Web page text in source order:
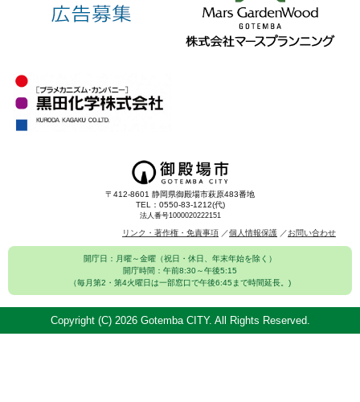
〒412-8601 静岡県御殿場市萩原483番地
TEL：0550-83-1212(代)
法人番号1000020222151
リンク・著作権・免責事項 個人情報保護 お問い合わせ
開庁日：月曜～金曜（祝日・休日、年末年始を除く）
開庁時間：午前8:30～午後5:15
（毎月第2・第4火曜日は一部窓口で午後6:45まで時間延長。)
Copyright (C) 2026 Gotemba CITY. All Rights Reserved.